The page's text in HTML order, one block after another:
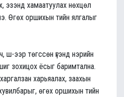
эзэнд хамаатуулах нөхцөл
Өгөх оршихын тийн ялгалыг
ш-ээр төгссөн үгэнд нэрийн
зохицох ёсыг баримтална.
харьяалах, заахын
өгөх оршихын тийн